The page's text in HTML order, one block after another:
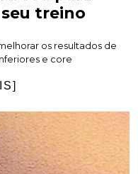
treino
os resultados de
e core